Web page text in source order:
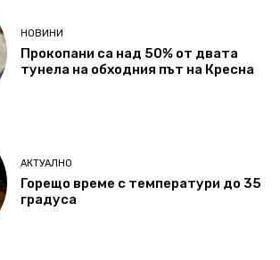
НОВИНИ
Прокопани са над 50% от двата
тунела на обходния път на Кресна
АКТУАЛНО
Горещо време с температури до 35
градуса